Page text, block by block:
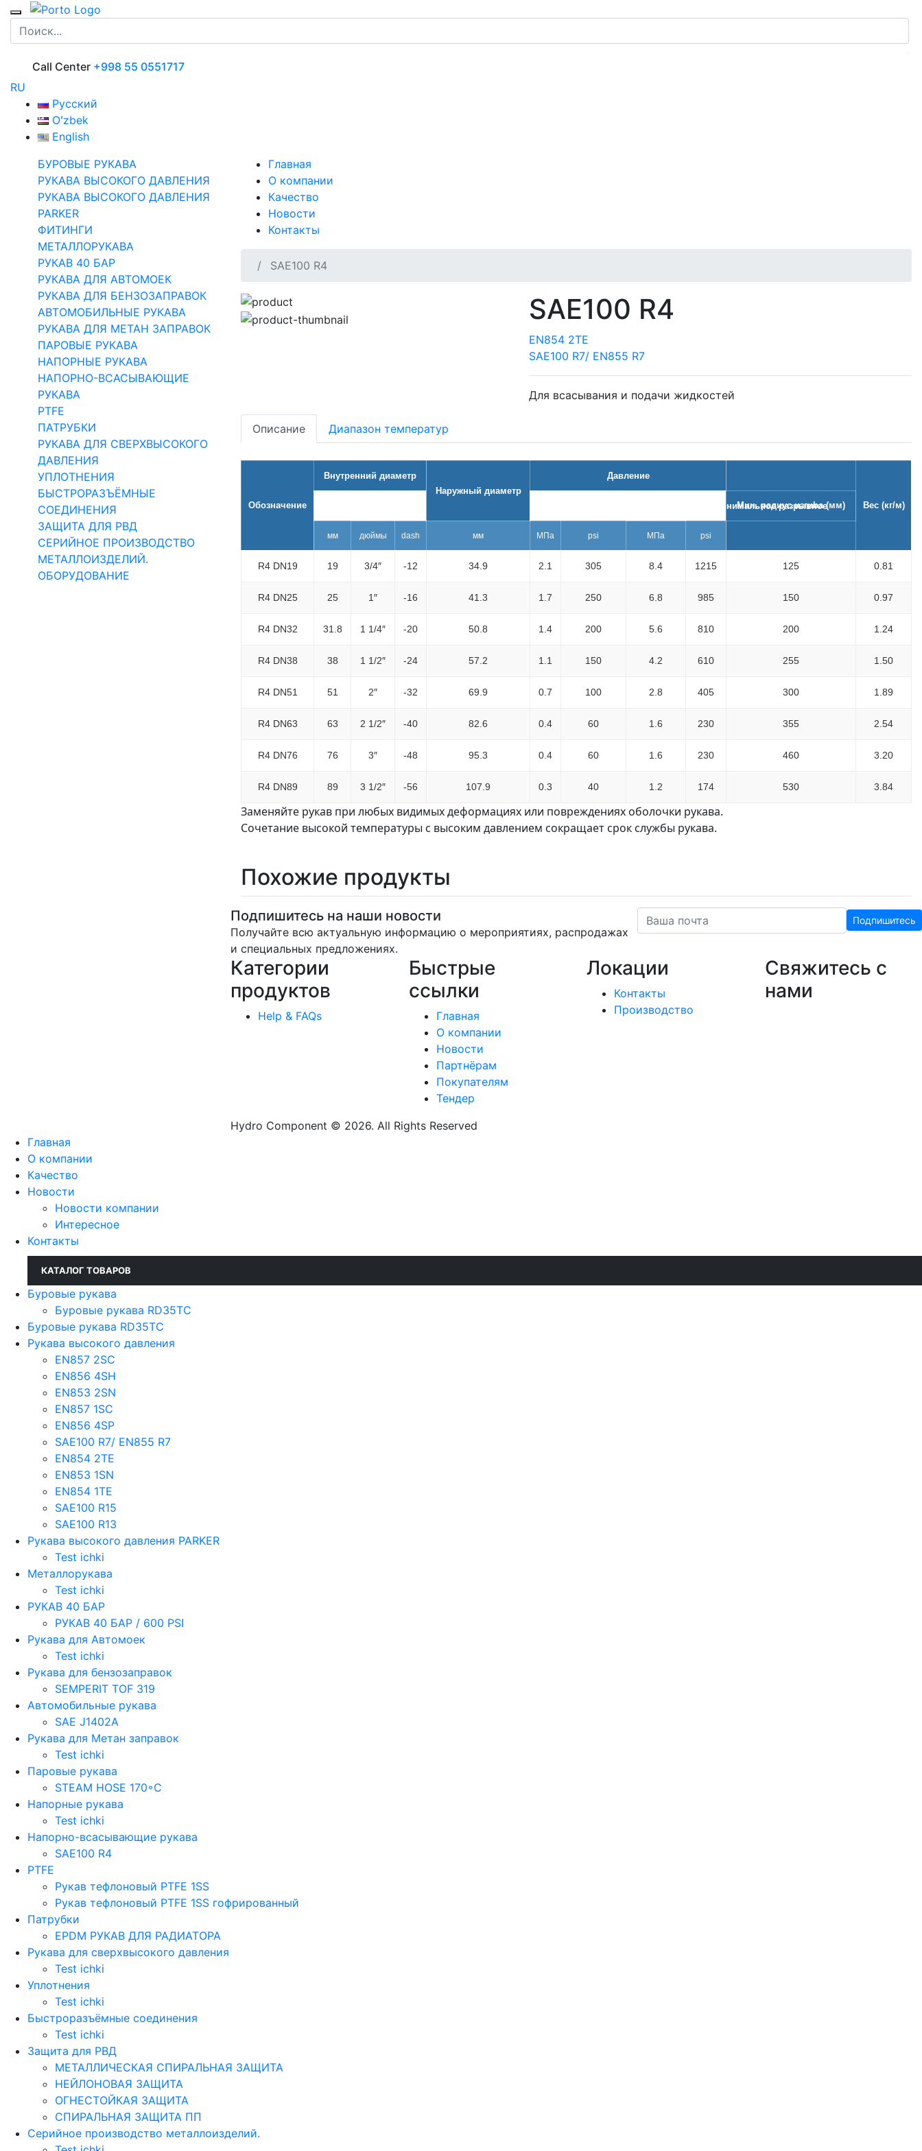
Call Center +998 55 0551717
RU
Русский
Oʻzbek
English
БУРОВЫЕ РУКАВА
РУКАВА ВЫСОКОГО ДАВЛЕНИЯ
РУКАВА ВЫСОКОГО ДАВЛЕНИЯ
PARKER
ФИТИНГИ
МЕТАЛЛОРУКАВА
РУКАВ 40 БАР
РУКАВА ДЛЯ АВТОМОЕК
РУКАВА ДЛЯ БЕНЗОЗАПРАВОК
АВТОМОБИЛЬНЫЕ РУКАВА
РУКАВА ДЛЯ МЕТАН ЗАПРАВОК
ПАРОВЫЕ РУКАВА
НАПОРНЫЕ РУКАВА
НАПОРНО-ВСАСЫВАЮЩИЕ
РУКАВА
PTFE
ПАТРУБКИ
РУКАВА ДЛЯ СВЕРХВЫСОКОГО
ДАВЛЕНИЯ
УПЛОТНЕНИЯ
БЫСТРОРАЗЪЁМНЫЕ
СОЕДИНЕНИЯ
ЗАЩИТА ДЛЯ РВД
СЕРИЙНОЕ ПРОИЗВОДСТВО
МЕТАЛЛОИЗДЕЛИЙ.
ОБОРУДОВАНИЕ
Главная
О компании
Качество
Новости
Контакты
SAE100 R4
SAE100 R4
EN854 2TE
SAE100 R7/ EN855 R7
Для всасывания и подачи жидкостей
Описание Диапазон температур
Обозначение
Внутренний диаметр
Наружный диаметр
Давление
Мин. радиус изгиba (мм) Вес (кг/м)
минимальное разрывное
мм дюймы dash мм МПа psi МПа psi
R4 DN19 19 3/4″ -12 34.9 2.1 305 8.4 1215 125 0.81
R4 DN25 25 1″ -16 41.3 1.7 250 6.8 985 150 0.97
R4 DN32 31.8 1 1/4″ -20 50.8 1.4 200 5.6 810 200 1.24
R4 DN38 38 1 1/2″ -24 57.2 1.1 150 4.2 610 255 1.50
R4 DN51 51 2″ -32 69.9 0.7 100 2.8 405 300 1.89
R4 DN63 63 2 1/2″ -40 82.6 0.4 60 1.6 230 355 2.54
R4 DN76 76 3″ -48 95.3 0.4 60 1.6 230 460 3.20
R4 DN89 89 3 1/2″ -56 107.9 0.3 40 1.2 174 530 3.84
Заменяйте рукав при любых видимых деформациях или повреждениях оболочки рукава.
Сочетание высокой температуры с высоким давлением сокращает срок службы рукава.
Похожие продукты
Подпишитесь на наши новости
Получайте всю актуальную информацию о мероприятиях, распродажах
и специальных предложениях.
Подпишитесь
Категории
продуктов
Help & FAQs
Быстрые
ссылки
Главная
О компании
Новости
Партнёрам
Покупателям
Тендер
Локации
Контакты
Производство
Свяжитесь с
нами
Hydro Component © 2026. All Rights Reserved
Главная
О компании
Качество
Новости
Новости компании
Интересное
Контакты
КАТАЛОГ ТОВАРОВ
Буровые рукава
Буровые рукава RD35TC
Буровые рукава RD35TC
Рукава высокого давления
EN857 2SС
EN856 4SH
EN853 2SN
EN857 1SC
EN856 4SP
SAE100 R7/ EN855 R7
EN854 2TE
EN853 1SN
EN854 1TE
SAE100 R15
SAE100 R13
Рукава высокого давления PARKER
Test ichki
Металлорукава
Test ichki
РУКАВ 40 БАР
РУКАВ 40 БАР / 600 PSI
Рукава для Автомоек
Test ichki
Рукава для бензозаправок
SEMPERIT TOF 319
Автомобильные рукава
SAE J1402A
Рукава для Метан заправок
Test ichki
Паровые рукава
STEAM HOSE 170◦C
Напорные рукава
Test ichki
Напорно-всасывающие рукава
SAE100 R4
PTFE
Рукав тефлоновый PTFE 1SS
Рукав тефлоновый PTFE 1SS гофрированный
Патрубки
EPDM РУКАВ ДЛЯ РАДИАТОРА
Рукава для сверхвысокого давления
Test ichki
Уплотнения
Test ichki
Быстроразъёмные соединения
Test ichki
Защита для РВД
МЕТАЛЛИЧЕСКАЯ СПИРАЛЬНАЯ ЗАЩИТА
НЕЙЛОНОВАЯ ЗАЩИТА
ОГНЕСТОЙКАЯ ЗАЩИТА
СПИРАЛЬНАЯ ЗАЩИТА ПП
Серийное производство металлоизделий.